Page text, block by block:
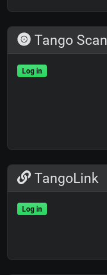
Tango Scan
Log in
TangoLink
Log in